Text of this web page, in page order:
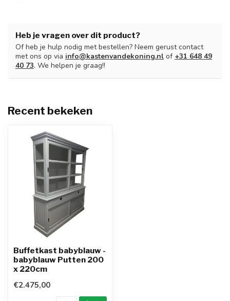
Heb je vragen over dit product?
Of heb je hulp nodig met bestellen? Neem gerust contact
met ons op via info@kastenvandekoning.nl of +31 648 49
40 73. We helpen je graag!!
Recent bekeken
Buffetkast babyblauw -
babyblauw Putten 200
x 220cm
€2.475,00